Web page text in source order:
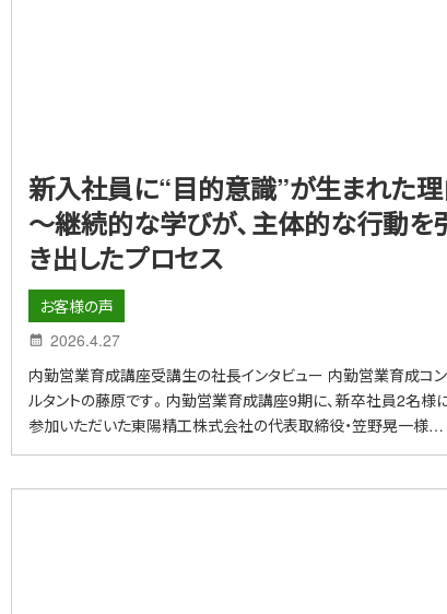
新入社員に“目的意識”が生まれた
～継続的な学びが、主体的な行動を
き出したプロセス
お客様の声
2026.4.27
内勤営業育成講座受講生の社長インタビュー 内勤営業育成コ
ルタントの藤原です。内勤営業育成講座9期に、新卒社員2名様
参加いただいた東陽精工株式会社の代表取締役・笠野晃一様…